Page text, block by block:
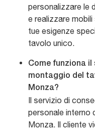
personalizzare le
e realizzare
tue esigenze
tavolo unico.
Come funziona il
montaggio del
Monza?
Il servizio di
personale interno
Monza. Il cliente